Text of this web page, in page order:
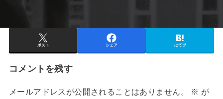
ポスト シェア はてブ
コメントを残す
メールアドレスが公開されることはありません。 ※ が